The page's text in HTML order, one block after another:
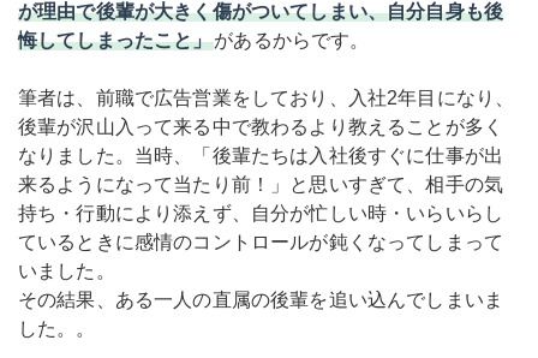
が理由で後輩が大きく傷がついてしまい、自分自身も後
悔してしまったこと」があるからです。
筆者は、前職で広告営業をしており、入社2年目になり、
後輩が沢山入って来る中で教わるより教えることが多く
なりました。当時、「後輩たちは入社後すぐに仕事が出
来るようになって当たり前！」と思いすぎて、相手の気
持ち・行動により添えず、自分が忙しい時・いらいらし
ているときに感情のコントロールが鈍くなってしまって
いました。
その結果、ある一人の直属の後輩を追い込んでしまいま
した。。